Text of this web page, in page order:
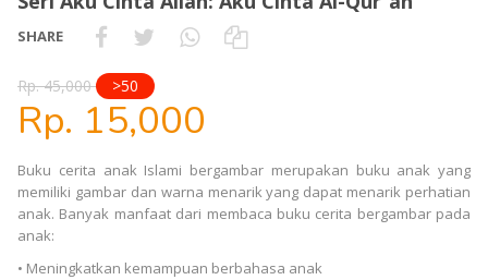
SHARE
Rp. 45,000 >50
Rp. 15,000
Buku cerita anak Islami bergambar merupakan buku anak yang
memiliki gambar dan warna menarik yang dapat menarik perhatian
anak. Banyak manfaat dari membaca buku cerita bergambar pada
anak:
• Meningkatkan kemampuan berbahasa anak